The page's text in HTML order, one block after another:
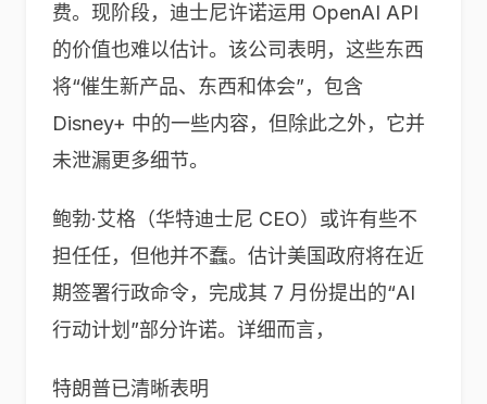
费。现阶段，迪士尼许诺运用 OpenAI API
的价值也难以估计。该公司表明，这些东西
将“催生新产品、东西和体会”，包含
Disney+ 中的一些内容，但除此之外，它并
未泄漏更多细节。
鲍勃·艾格（华特迪士尼 CEO）或许有些不
担任任，但他并不蠢。估计美国政府将在近
期签署行政命令，完成其 7 月份提出的“AI
行动计划”部分许诺。详细而言，
特朗普已清晰表明